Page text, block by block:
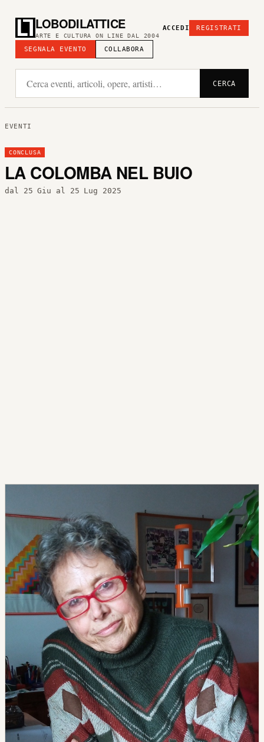
LOBODILATTICE
ARTE E CULTURA ON LINE DAL 2004
SEGNALA EVENTO COLLABORA
ACCEDI REGISTRATI
CERCA
EVENTI
CONCLUSA
LA COLOMBA NEL BUIO
dal 25 Giu al 25 Lug 2025